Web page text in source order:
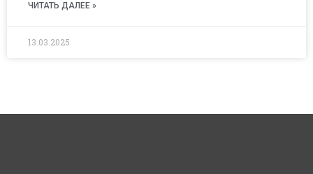
ЧИТАТЬ ДАЛЕЕ »
13.03.2025